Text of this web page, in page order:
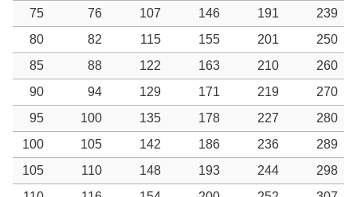
75
76 107 146 191
239
80
82 115 155 201
250
85
88 122 163 210
260
90
94 129 171 219
270
95
100 135 178 227
280
100
105 142 186 236
289
105
110 148 193 244
298